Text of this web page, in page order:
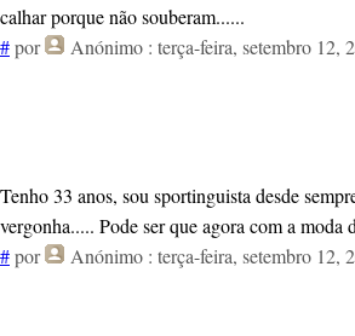
calhar porque não souberam......
#por Anónimo : terça-feira, setembro 12,
Tenho 33 anos, sou sportinguista desde
vergonha..... Pode ser que agora com a
#por Anónimo : terça-feira, setembro 12,